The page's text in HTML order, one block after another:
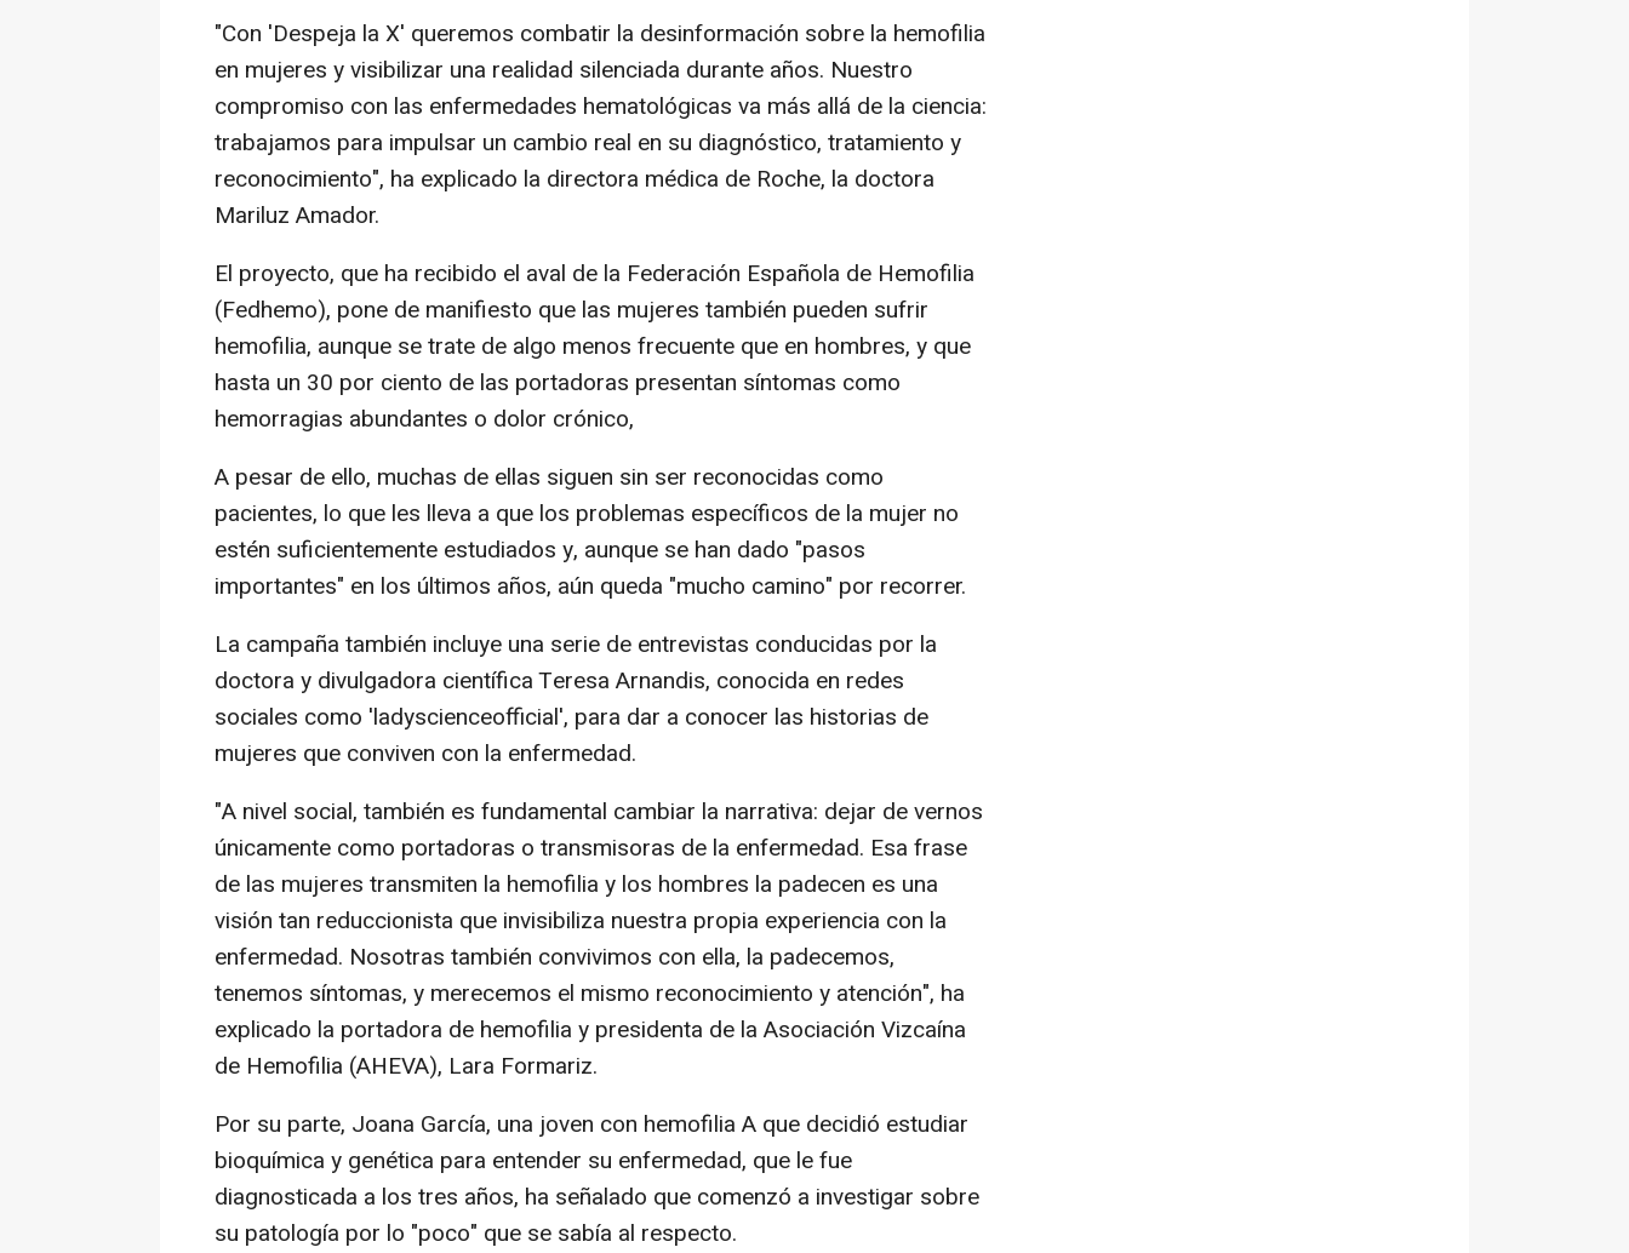
"Con 'Despeja la X' queremos combatir la desinformación sobre la hemofilia
en mujeres y visibilizar una realidad silenciada durante años. Nuestro
compromiso con las enfermedades hematológicas va más allá de la ciencia:
trabajamos para impulsar un cambio real en su diagnóstico, tratamiento y
reconocimiento", ha explicado la directora médica de Roche, la doctora
Mariluz Amador.
El proyecto, que ha recibido el aval de la Federación Española de Hemofilia
(Fedhemo), pone de manifiesto que las mujeres también pueden sufrir
hemofilia, aunque se trate de algo menos frecuente que en hombres, y que
hasta un 30 por ciento de las portadoras presentan síntomas como
hemorragias abundantes o dolor crónico,
A pesar de ello, muchas de ellas siguen sin ser reconocidas como
pacientes, lo que les lleva a que los problemas específicos de la mujer no
estén suficientemente estudiados y, aunque se han dado "pasos
importantes" en los últimos años, aún queda "mucho camino" por recorrer.
La campaña también incluye una serie de entrevistas conducidas por la
doctora y divulgadora científica Teresa Arnandis, conocida en redes
sociales como 'ladyscienceofficial', para dar a conocer las historias de
mujeres que conviven con la enfermedad.
"A nivel social, también es fundamental cambiar la narrativa: dejar de vernos
únicamente como portadoras o transmisoras de la enfermedad. Esa frase
de las mujeres transmiten la hemofilia y los hombres la padecen es una
visión tan reduccionista que invisibiliza nuestra propia experiencia con la
enfermedad. Nosotras también convivimos con ella, la padecemos,
tenemos síntomas, y merecemos el mismo reconocimiento y atención", ha
explicado la portadora de hemofilia y presidenta de la Asociación Vizcaína
de Hemofilia (AHEVA), Lara Formariz.
Por su parte, Joana García, una joven con hemofilia A que decidió estudiar
bioquímica y genética para entender su enfermedad, que le fue
diagnosticada a los tres años, ha señalado que comenzó a investigar sobre
su patología por lo "poco" que se sabía al respecto.